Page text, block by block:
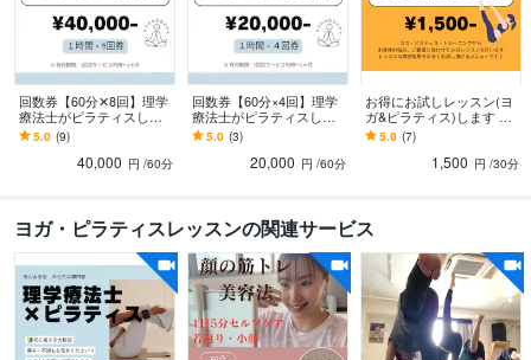
回数券【60分✕8回】理学
療法士がピラティスしま
す \からだの専門家（理学
療法士）考案/ パーソナル
ピラテイス
5.0 (9)
40,000 円 /60分
回数券【60分×4回】理学
療法士がピラティスしま
す \からだの専門家(理学
療法士)考案/パーソナルピ
5.0 (3)
20,000 円 /60分
お得にお試しレッスン(ヨ
ガ&ピラティス)します か
らだの専門家(理学療法士)
のレッスンがお得に試せ
5.0 (7)
1,500 円 /30分
ヨガ・ピラティスレッスンの関連サービス